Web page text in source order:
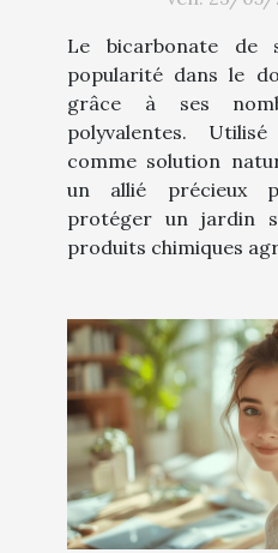
Le bicarbonate de
popularité dans le
grâce à ses
polyvalentes.
comme solution
un allié précieux
protéger un jardin
produits chimiques